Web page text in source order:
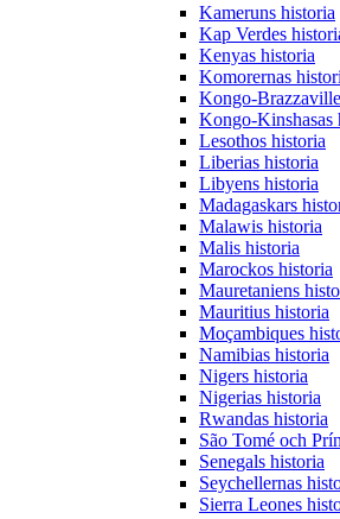
Kameruns historia
Kap Verdes
Kenyas historia
Komorernas
Kongo-
Kongo-Kinshasas
Lesothos historia
Liberias historia
Libyens historia
Madagaskars
Malawis historia
Malis historia
Marockos historia
Mauretaniens
Mauritius historia
Moçambiques
Namibias historia
Nigers historia
Nigerias historia
Rwandas historia
São Tomé och
Senegals historia
Seychellernas
Sierra Leones